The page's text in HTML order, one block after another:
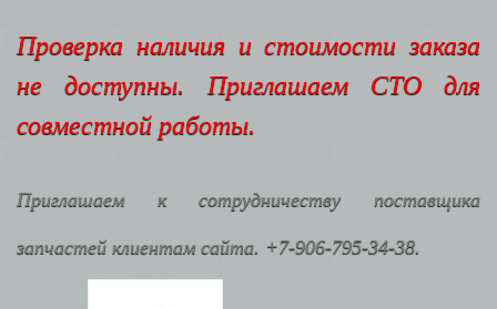
Проверка наличия и стоимости заказа
не доступны. Приглашаем СТО для
совместной работы.
Приглашаем к сотрудничеству поставщика
запчастей клиентам сайта. +7-906-795-34-38.